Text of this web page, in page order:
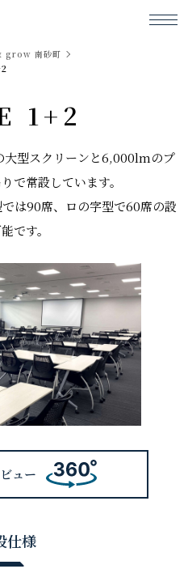
grow 南砂町
1+2
⼤型スクリーンと6,000lmのプ
で常設しています。
は90席、ロの字型で60席の設
です。
ュー
仕様